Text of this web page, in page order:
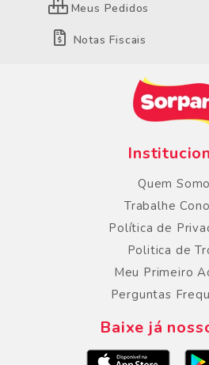
Meus Pedidos
Notas Fiscais
Quem
Trabalhe
Política de
Politica de
Meu Primeiro
Perguntas
Baixe já